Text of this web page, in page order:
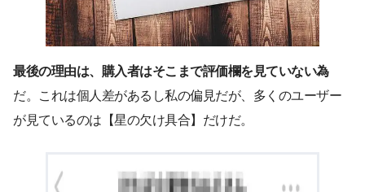
最後の理由は、購入者はそこまで評価欄を見ていない為
だ。これは個人差があるし私の偏見だが、多くのユーザー
が見ているのは【星の欠け具合】だけだ。